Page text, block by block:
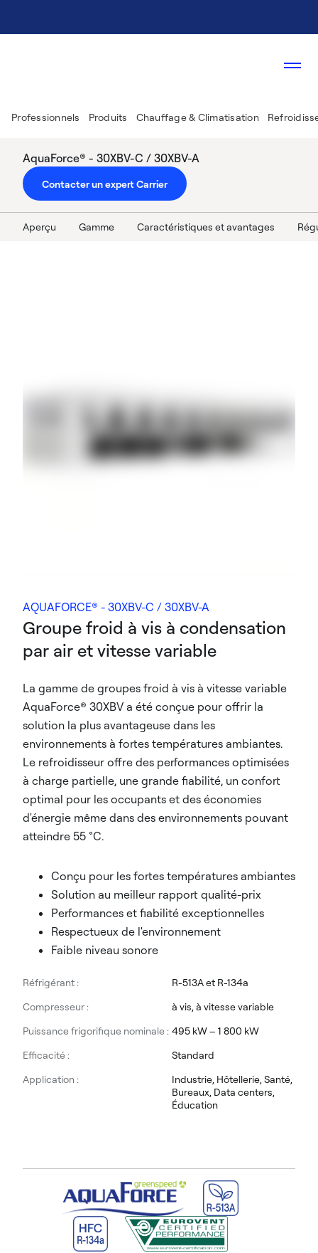
Professionnels Produits Chauffage & Climatisation
AquaForce® - 30XBV-C / 30XBV-A
Contacter un expert Carrier
Aperçu Gamme Caractéristiques et avantages
AQUAFORCE® - 30XBV-C / 30XBV-A
Groupe froid à vis à condensation
par air et vitesse variable
La gamme de groupes froid à vis à vitesse variable
AquaForce® 30XBV a été conçue pour offrir la
solution la plus avantageuse dans les
environnements à fortes températures ambiantes.
Le refroidisseur offre des performances optimisées
à charge partielle, une grande fiabilité, un confort
optimal pour les occupants et des économies
d'énergie même dans des environnements pouvant
atteindre 55 °C.
Conçu pour les fortes températures ambiantes
Solution au meilleur rapport qualité-prix
Performances et fiabilité exceptionnelles
Respectueux de l'environnement
Faible niveau sonore
Réfrigérant :
R-513A et R-134a
Compresseur :
à vis, à vitesse variable
Puissance frigorifique nominale : 495 kW – 1 800 kW
Efficacité :
Standard
Application :
Industrie, Hôtellerie, Santé,
Bureaux, Data centers,
Éducation